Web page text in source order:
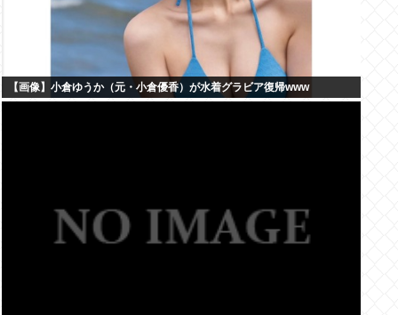
【画像】小倉ゆうか（元・小倉優香）が水着グラビア復帰www